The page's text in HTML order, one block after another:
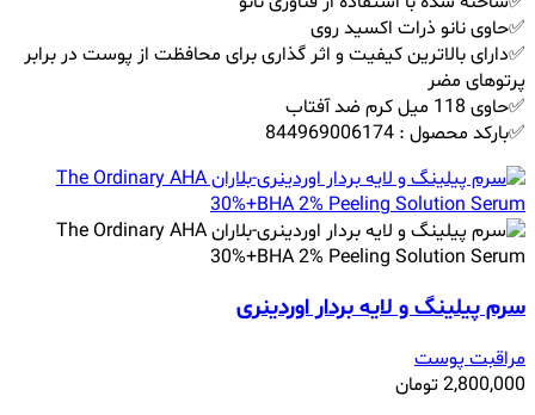
✅حاوی نانو ذرات اکسید روی
✅دارای بالاترین کیفیت و اثر گذاری برای محافظت از پوست در برابر
پرتوهای مضر
✅حاوی 118 میل کرم ضد آفتاب
✅بارکد محصول : 844969006174
سرم پیلینگ و لایه بردار اوردینری
مراقبت پوست
2,800,000تومان